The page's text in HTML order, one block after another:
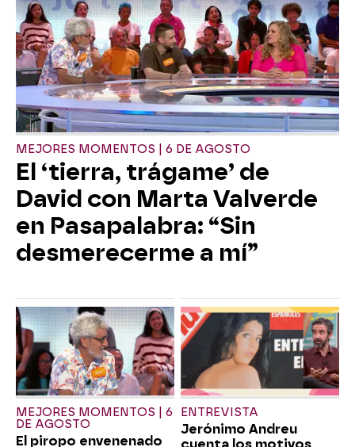
MEJORES MOMENTOS | 6 DE AGOSTO
El ‘tierra, trágame’ de
David con Marta Valverde
en Pasapalabra: “Sin
desmerecerme a mí”
MEJORES MOMENTOS | 6
DE AGOSTO
El piropo envenenado
ENTREVISTA
Jerónimo Andreu